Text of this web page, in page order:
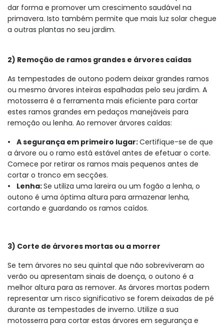
dar forma e promover um crescimento saudável na
primavera. Isto também permite que mais luz solar chegue
a outras plantas no seu jardim.
2) Remoção de ramos grandes e árvores caídas
As tempestades de outono podem deixar grandes ramos
ou mesmo árvores inteiras espalhadas pelo seu jardim. A
motosserra é a ferramenta mais eficiente para cortar
estes ramos grandes em pedaços manejáveis para
remoção ou lenha. Ao remover árvores caídas:
• A segurança em primeiro lugar:Certifique-se de que
a árvore ou o ramo está estável antes de efetuar o corte.
Comece por retirar os ramos mais pequenos antes de
cortar o tronco em secções.
• Lenha:Se utiliza uma lareira ou um fogão a lenha, o
outono é uma óptima altura para armazenar lenha,
cortando e guardando os ramos caídos.
3) Corte de árvores mortas ou a morrer
Se tem árvores no seu quintal que não sobreviveram ao
verão ou apresentam sinais de doença, o outono é a
melhor altura para as remover. As árvores mortas podem
representar um risco significativo se forem deixadas de pé
durante as tempestades de inverno. Utilize a sua
motosserra para cortar estas árvores em segurança e